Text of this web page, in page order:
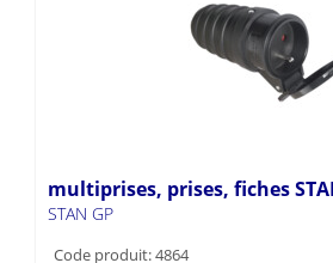
multiprises, prises, fiches
STAN GP
Code produit: 4864